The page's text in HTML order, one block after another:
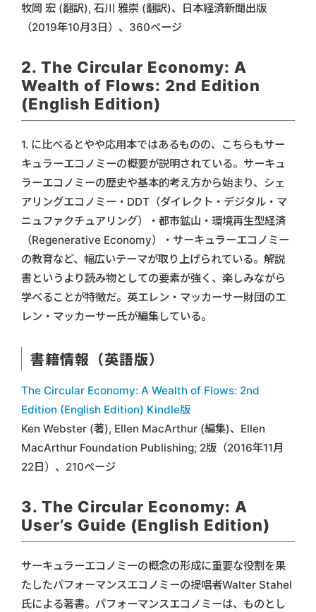
牧岡 宏 (翻訳), 石川 雅崇 (翻訳)、日本経済新聞出版
（2019年10月3日）、360ページ
2. The Circular Economy: A
Wealth of Flows: 2nd Edition
(English Edition)
1. に比べるとやや応用本ではあるものの、こちらもサー
キュラーエコノミーの概要が説明されている。サーキュ
ラーエコノミーの歴史や基本的考え方から始まり、シェ
アリングエコノミー・DDT（ダイレクト・デジタル・マ
ニュファクチュアリング）・都市鉱山・環境再生型経済
（Regenerative Economy）・サーキュラーエコノミー
の教育など、幅広いテーマが取り上げられている。解説
書というより読み物としての要素が強く、楽しみながら
学べることが特徴だ。英エレン・マッカーサー財団のエ
レン・マッカーサー氏が編集している。
書籍情報（英語版）
The Circular Economy: A Wealth of Flows: 2nd
Edition (English Edition) Kindle版
Ken Webster (著), Ellen MacArthur (編集)、Ellen
MacArthur Foundation Publishing; 2版（2016年11月
22日）、210ページ
3. The Circular Economy: A
User’s Guide (English Edition)
サーキュラーエコノミーの概念の形成に重要な役割を果
たしたパフォーマンスエコノミーの提唱者Walter Stahel
氏による著書。パフォーマンスエコノミーは、ものとし